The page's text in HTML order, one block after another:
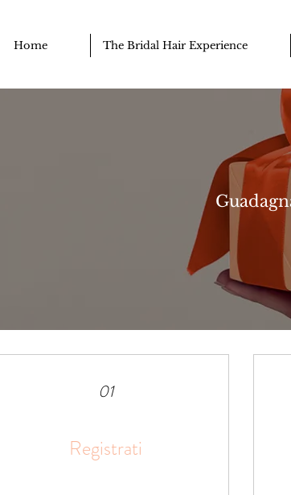
Home The Bridal Hair Experience
01
Registrati